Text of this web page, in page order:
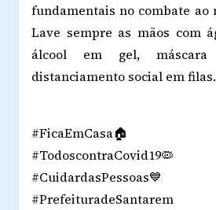
fundamentais no combate ao
Lave sempre as mãos com
álcool em gel,
distanciamento social em filas.
#FicaEmCasa🏠
#TodoscontraCovid19🦠
#CuidardasPessoas💙
#PrefeituradeSantarem